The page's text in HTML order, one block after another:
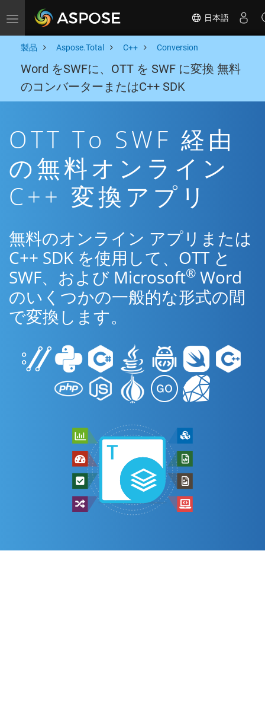
Toggle navigation 日本語
製品 Aspose.Total C++ Conversion
Word をSWFに、OTT を SWF に変換 無料
のコンバーターまたはC++ SDK
OTT To SWF 経由
の無料オンライン
C++ 変換アプリ
無料のオンライン アプリまたは
C++ SDK を使用して、OTT と
SWF、および Microsoft® Word
のいくつかの一般的な形式の間
で変換します。